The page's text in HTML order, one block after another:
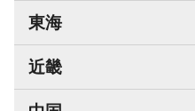
東海
近畿